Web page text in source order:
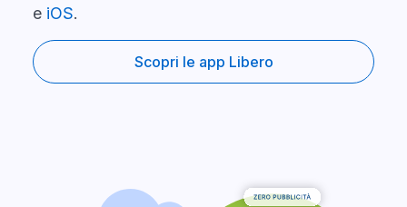
e iOS.
Scopri le app Libero